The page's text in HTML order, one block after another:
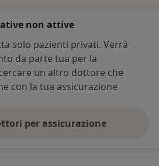
non attive
solo pazienti privati. Verrà
da parte tua per la
un altro dottore che
con la tua assicurazione
per assicurazione